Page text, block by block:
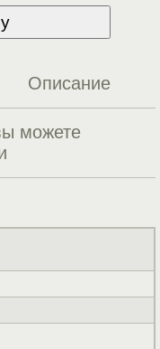
Описание
можете